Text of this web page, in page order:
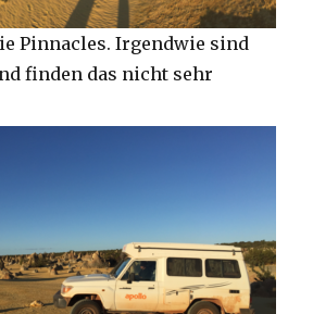
Pinnacles. Irgendwie sind
finden das nicht sehr